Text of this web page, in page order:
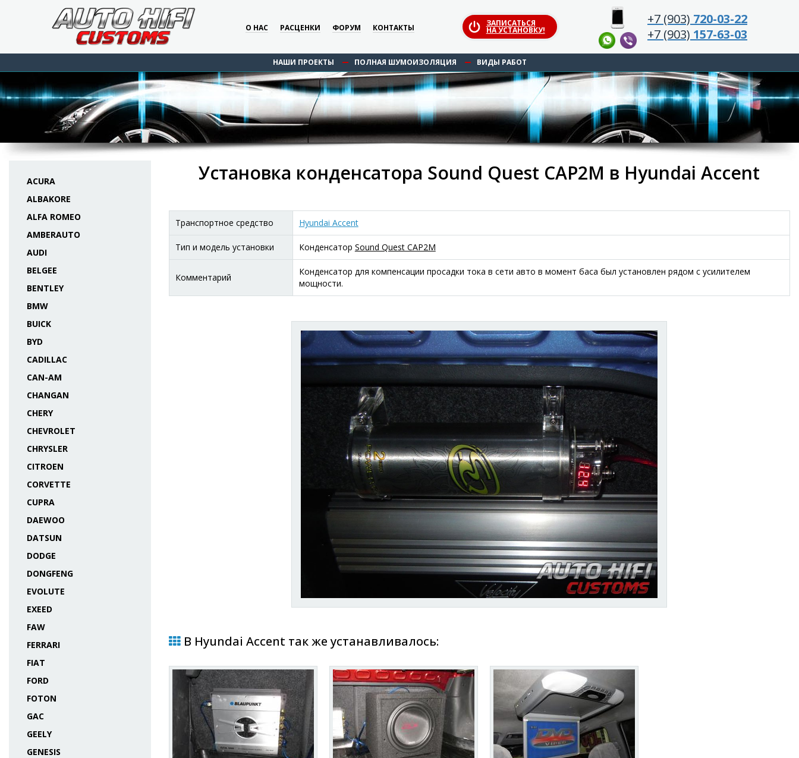
О НАС РАСЦЕНКИ ФОРУМ КОНТАКТЫ ЗАПИСАТЬСЯ
НА УСТАНОВКУ!
+7 (903) 720-03-22
+7 (903) 157-63-03
НАШИ ПРОЕКТЫ ПОЛНАЯ ШУМОИЗОЛЯЦИЯ ВИДЫ РАБОТ
ACURA
ALBAKORE
ALFA ROMEO
AMBERAUTO
AUDI
BELGEE
BENTLEY
BMW
BUICK
BYD
CADILLAC
CAN-AM
CHANGAN
CHERY
CHEVROLET
CHRYSLER
CITROEN
CORVETTE
CUPRA
DAEWOO
DATSUN
DODGE
DONGFENG
EVOLUTE
EXEED
FAW
FERRARI
FIAT
FORD
FOTON
GAC
GEELY
GENESIS
Установка конденсатора Sound Quest CAP2M в Hyundai Accent
Транспортное средство Hyundai Accent
Тип и модель установки Конденсатор Sound Quest CAP2M
Комментарий
Конденсатор для компенсации просадки тока в сети авто в момент баса был установлен рядом с усилителем
мощности.
В Hyundai Accent так же устанавливалось: